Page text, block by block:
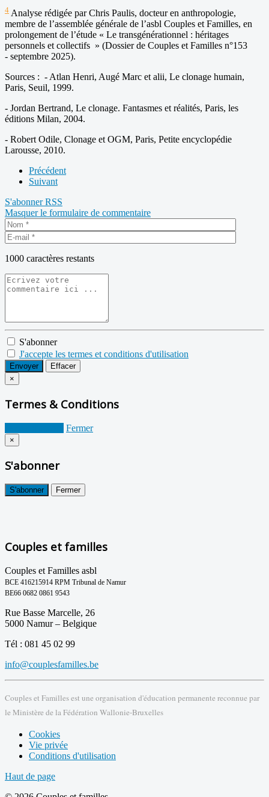
4 Analyse rédigée par Chris Paulis, docteur en anthropologie,
membre de l’assemblée générale de l’asbl Couples et Familles, en
prolongement de l’étude « Le transgénérationnel : héritages
personnels et collectifs » (Dossier de Couples et Familles n°153
- septembre 2025).
Sources : - Atlan Henri, Augé Marc et alii, Le clonage humain,
Paris, Seuil, 1999.
- Jordan Bertrand, Le clonage. Fantasmes et réalités, Paris, les
éditions Milan, 2004.
- Robert Odile, Clonage et OGM, Paris, Petite encyclopédie
Larousse, 2010.
Précédent
Suivant
S'abonnerRSS
Masquer le formulaire de commentaire
1000 caractères restants
S'abonner
J'accepte les termes et conditions d'utilisation
Envoyer
Effacer
×
Termes & Conditions
Fermer
×
S'abonner
S'abonner Fermer
Couples et familles
Couples et Familles asbl
BCE 416215914 RPM Tribunal de Namur
BE66 0682 0861 9543
Rue Basse Marcelle, 26
5000 Namur – Belgique
Tél : 081 45 02 99
info@couplesfamilles.be
Couples et Familles est une organisation d'éducation permanente reconnue par
le Ministère de la Fédération Wallonie-Bruxelles
Cookies
Vie privée
Conditions d'utilisation
Haut de page